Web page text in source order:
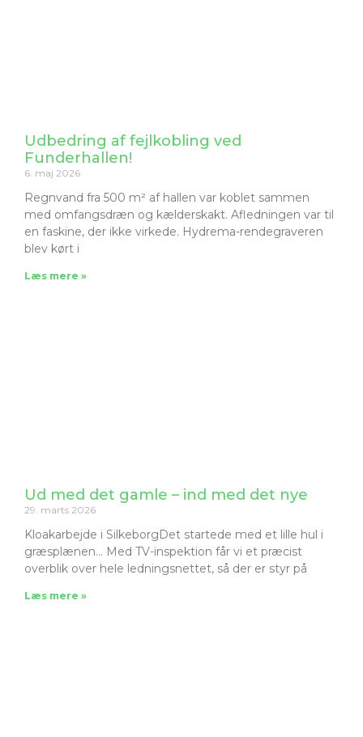
Udbedring af fejlkobling ved
Funderhallen!
6. maj 2026
Regnvand fra 500 m² af hallen var koblet sammen
med omfangsdræn og kælderskakt. Afledningen var til
en faskine, der ikke virkede. Hydrema-rendegraveren
blev kørt i
Læs mere »
Ud med det gamle – ind med det nye
29. marts 2026
Kloakarbejde i SilkeborgDet startede med et lille hul i
græsplænen… Med TV-inspektion får vi et præcist
overblik over hele ledningsnettet, så der er styr på
Læs mere »